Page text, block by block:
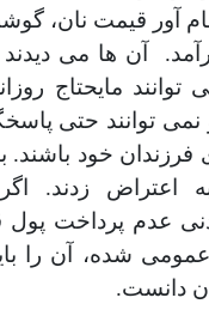
آور قیمت نان،
آن ها می
توانند مایحتاج
نمی توانند حتی
خود باشند.
اعتراض زدند.
عدم پرداخت
شده، آن را
دانست.